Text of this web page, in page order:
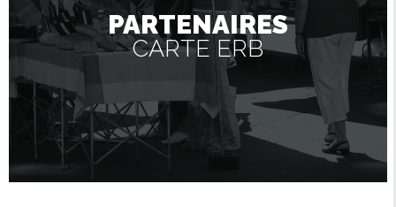
PARTENAIRES
CARTE ERB